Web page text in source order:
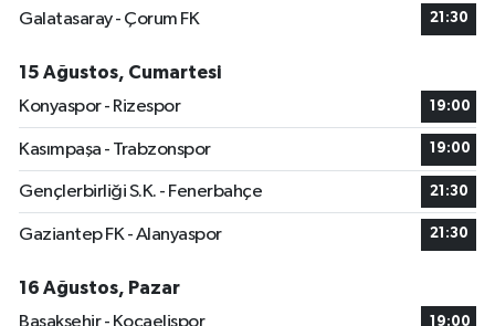
Galatasaray - Çorum FK
21:30
15 Ağustos, Cumartesi
Konyaspor - Rizespor
19:00
Kasımpaşa - Trabzonspor 19:00
Gençlerbirliği S.K. - Fenerbahçe 21:30
Gaziantep FK - Alanyaspor 21:30
16 Ağustos, Pazar
19:00